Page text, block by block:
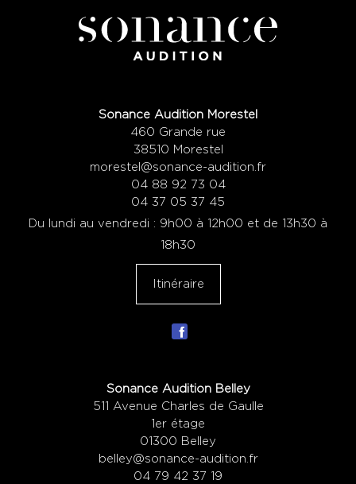
Sonance Audition Morestel
460 Grande rue
38510 Morestel
morestel@sonance-audition.fr
04 88 92 73 04
04 37 05 37 45
Du lundi au vendredi : 9h00 à 12h00 et de 13h30 à
18h30
Itinéraire
Sonance Audition Belley
511 Avenue Charles de Gaulle
1er étage
01300 Belley
belley@sonance-audition.fr
04 79 42 37 19